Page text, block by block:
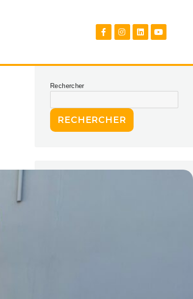
Rechercher
RECHERCHER